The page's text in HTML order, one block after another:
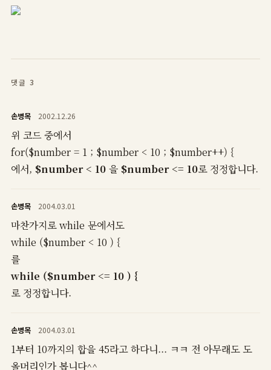
댓글 3
손병목 2002.12.26
위 코드 중에서
for($number = 1 ; $number < 10 ; $number++) {
에서, $number < 10 을 $number <= 10로 정정합니다.
손병목 2004.03.01
마찬가지로 while 문에서도
while ($number < 10 ) {
를
while ($number <= 10 ) {
로 정정합니다.
손병목 2004.03.01
1부터 10까지의 합을 45라고 하다니... ㅋㅋ 전 아무래도 도
올머리인가 봅니다^^